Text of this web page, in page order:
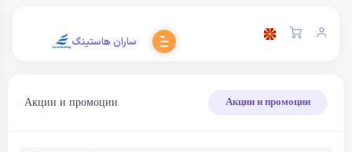
ساران هاستینگ
Акции и промоции Акции и промоции